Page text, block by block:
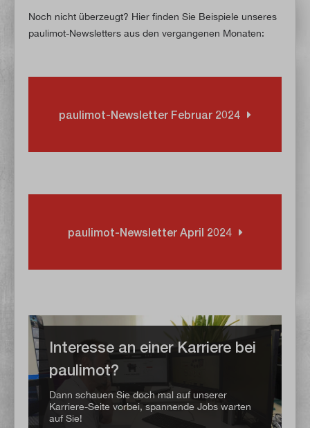
Noch nicht überzeugt? Hier finden Sie Beispiele unseres
paulimot-Newsletters aus den vergangenen Monaten:
paulimot-Newsletter Februar 2024
paulimot-Newsletter April 2024
Interesse an einer Karriere bei
paulimot?
Dann schauen Sie doch mal auf unserer
Karriere-Seite vorbei, spannende Jobs warten
auf Sie!